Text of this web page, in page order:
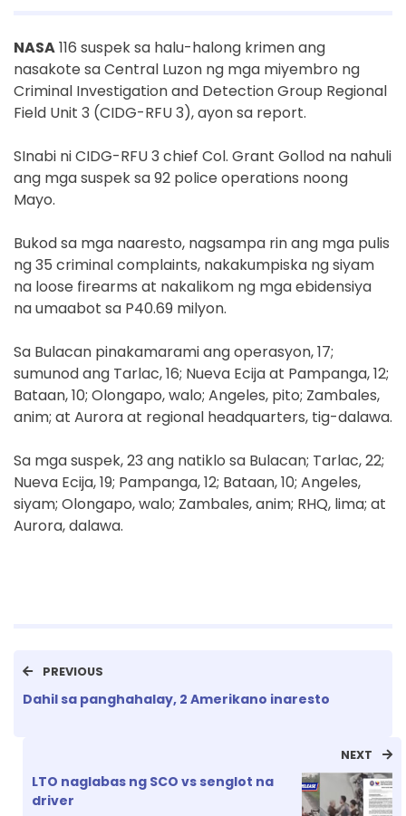
NASA116 suspek sa halu-halong krimen ang
nasakote sa Central Luzon ng mga miyembro ng
Criminal Investigation and Detection Group Regional
Field Unit 3 (CIDG-RFU 3), ayon sa report.
SInabi ni CIDG-RFU 3 chief Col. Grant Gollod na nahuli
ang mga suspek sa 92 police operations noong
Mayo.
Bukod sa mga naaresto, nagsampa rin ang mga pulis
ng 35 criminal complaints, nakakumpiska ng siyam
na loose firearms at nakalikom ng mga ebidensiya
na umaabot sa P40.69 milyon.
Sa Bulacan pinakamarami ang operasyon, 17;
sumunod ang Tarlac, 16; Nueva Ecija at Pampanga, 12;
Bataan, 10; Olongapo, walo; Angeles, pito; Zambales,
anim; at Aurora at regional headquarters, tig-dalawa.
Sa mga suspek, 23 ang natiklo sa Bulacan; Tarlac, 22;
Nueva Ecija, 19; Pampanga, 12; Bataan, 10; Angeles,
siyam; Olongapo, walo; Zambales, anim; RHQ, lima; at
Aurora, dalawa.
PREVIOUS
Dahil sa panghahalay, 2 Amerikano inaresto
NEXT
LTO naglabas ng SCO vs senglot na
driver